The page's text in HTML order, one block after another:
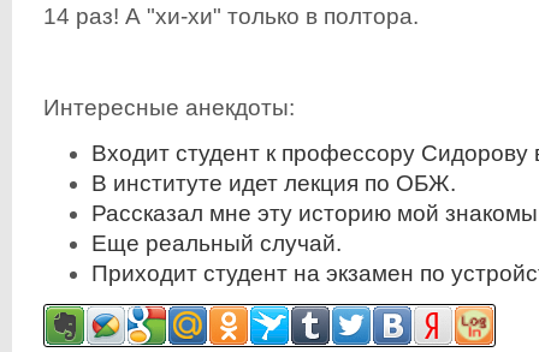
14 раз! А "хи-хи" только в полтора.
Интересные анекдоты:
Входит студент к профессору Сидорову
В институте идет лекция по ОБЖ.
Рассказал мне эту историю мой
Еще реальный случай.
Пpиходит студент на экзамен по